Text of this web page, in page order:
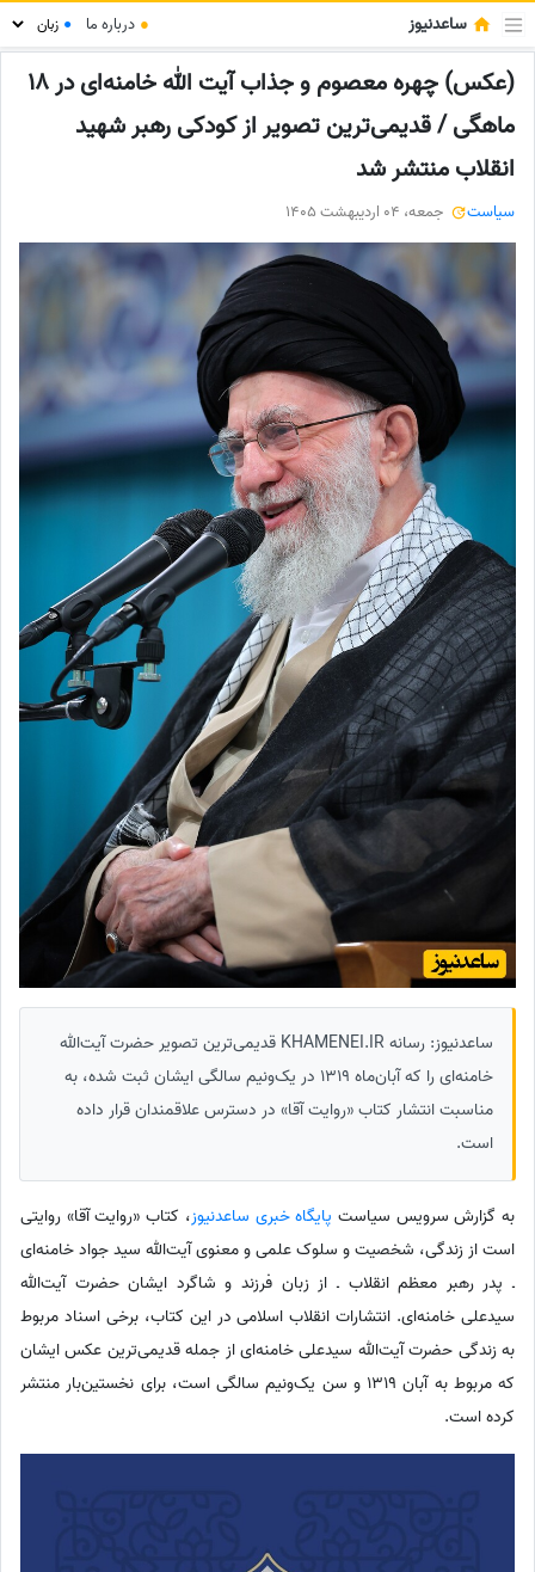
ساعدنیوز ● درباره ما ●
(عکس) چهره معصوم و جذاب آیت الله خامنه‌ای در 18
ماهگی / قدیمی‌ترین تصویر از کودکی رهبر شهید
انقلاب منتشر شد
سیاست جمعه، 04 اردیبهشت 1405
ساعدنیوز: رسانه KHAMENEI.IR قدیمی‌ترین تصویر حضرت آیت‌الله
خامنه‌ای را که آبان‌ماه 1319 در یک‌ونیم‌ سالگی ایشان ثبت شده، به
مناسبت انتشار کتاب «روایت آقا» در دسترس علاقمندان قرار داده
است.
به گزارش سرویس سیاست پایگاه خبری ساعدنیوز،‌ کتاب «روایت آقا» روایتی
است از زندگی، شخصیت و سلوک علمی و معنوی آیت‌الله سید جواد خامنه‌ای
ـ پدر رهبر معظم انقلاب ـ از زبان فرزند و شاگرد ایشان حضرت آیت‌الله
سیدعلی خامنه‌ای. انتشارات انقلاب اسلامی در این کتاب، برخی اسناد مربوط
به زندگی حضرت آیت‌الله سیدعلی خامنه‌ای از جمله قدیمی‌ترین عکس ایشان
که مربوط به آبان 1319 و سن یک‌ونیم سالگی است، برای نخستین‌بار منتشر
کرده است.